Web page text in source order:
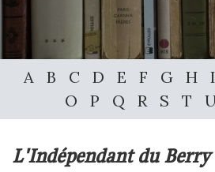
A B C D E F G H I
O
P Q R S T
L'Indépendant du Berry